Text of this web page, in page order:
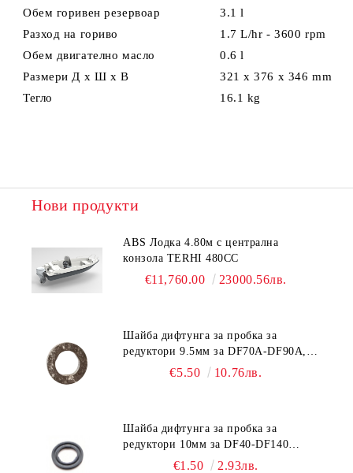
Обем горивен резервоар
3.1 l
Разход на гориво
1.7 L/hr - 3600 rpm
Обем двигателно масло
0.6 l
Размери Д x Ш x В
321 x 376 x 346 mm
Тегло
16.1 kg
Нови продукти
ABS Лодка 4.80м с централна
конзола TERHI 480CC
€11,760.00 23000.56лв.
Шайба дифтунга за пробка за
редуктори 9.5мм за DF70A-DF90A,
DF150-DF350 Suzuki 09168-10038
€5.50 10.76лв.
Шайба дифтунга за пробка за
редуктори 10мм за DF40-DF140
Suzuki 09168-10022
€1.50 2.93лв.